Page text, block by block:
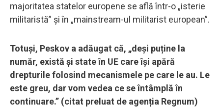
majoritatea statelor europene se află într-o „isterie
militaristă” și în „mainstream-ul militarist european”.
Totuși, Peskov a adăugat că, „deși puține la
număr, există și state în UE care își apără
drepturile folosind mecanismele pe care le au. Le
este greu, dar vom vedea ce se întâmplă în
continuare.” (citat preluat de agenția Regnum)